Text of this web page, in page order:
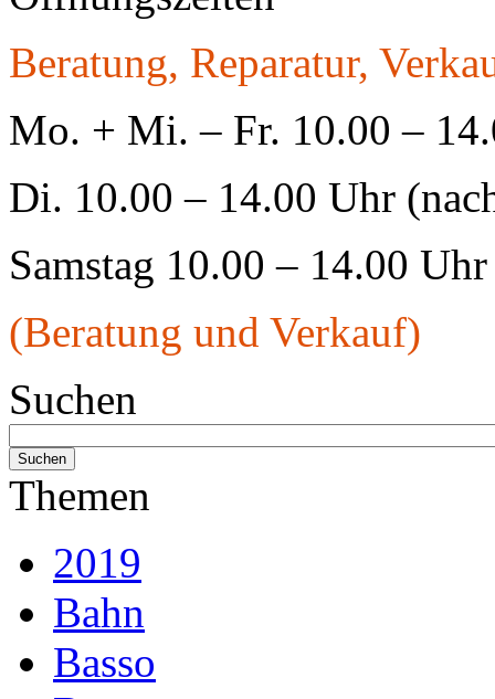
Beratung, Reparatur,
Mo. + Mi. – Fr. 10.00 –
Di. 10.00 – 14.00 Uhr
Samstag 10.00 – 14.00 Uhr
(Beratung und Verkauf)
Suchen
Themen
2019
Bahn
Basso